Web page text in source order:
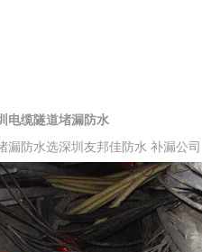
电缆隧道堵漏防水
漏防水选深圳友邦佳防水 补漏公司